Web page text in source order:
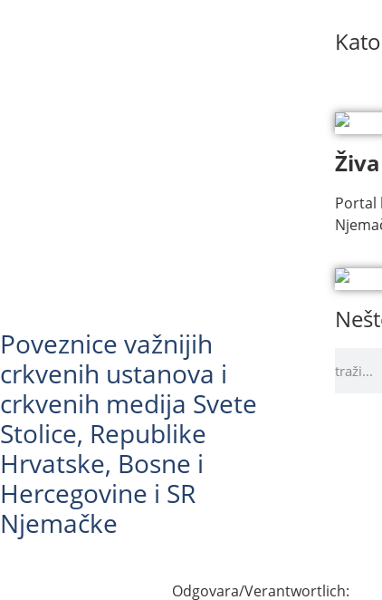
Poveznice važnijih
crkvenih ustanova i
crkvenih medija Svete
Stolice, Republike
Hrvatske, Bosne i
Hercegovine i SR
Njemačke
Portal
Odgovara/Verantwortlich: